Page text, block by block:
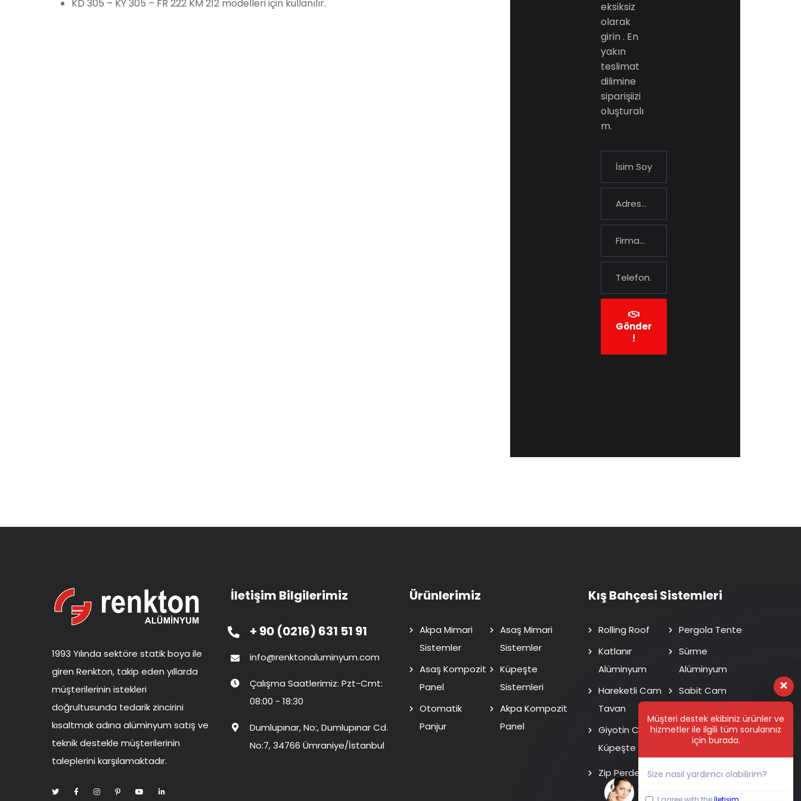
KD 305 – KY 305 – FR 222 KM 212 modelleri için kullanılır.
eksiksiz
olarak
girin . En
yakın
teslimat
dilimine
siparişiizi
oluşturalı
m.
Gönder
!
1993 Yılında sektöre statik boya ile
giren Renkton, takip eden yıllarda
müşterilerinin istekleri
doğrultusunda tedarik zincirini
kısaltmak adına alüminyum satış ve
teknik destekle müşterilerinin
taleplerini karşılamaktadır.
İletişim Bilgilerimiz
+ 90 (0216) 631 51 91
info@renktonaluminyum.com
Çalışma Saatlerimiz: Pzt-Cmt:
08:00 - 18:30
Dumlupınar, No:, Dumlupınar Cd.
No:7, 34766 Ümraniye/İstanbul
Ürünlerimiz
Akpa Mimari
Sistemler
Asaş Mimari
Sistemler
Asaş Kompozit
Panel
Küpeşte
Sistemleri
Otomatik
Panjur
Akpa Kompozit
Panel
Kış Bahçesi Sistemleri
Rolling Roof
Pergola Tente
Katlanır
Alüminyum
Sürme
Alüminyum
Hareketli Cam
Tavan
Sabit Cam
Giyotin Cam
Küpeşte
Isı Cam Sürme
Zip Perde
Müşteri destek ekibiniz ürünler ve
hizmetler ile ilgili tüm sorularınız
için burada.
Size nasıl yardımcı olabilirim?